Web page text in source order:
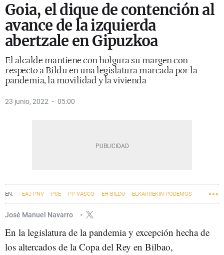
Goia, el dique de contención al
avance de la izquierda
abertzale en Gipuzkoa
El alcalde mantiene con holgura su margen con
respecto a Bildu en una legislatura marcada por la
pandemia, la movilidad y la vivienda
23 junio, 2022 05:00
EAJ-PNV PSE PP VASCO EH BILDU ELKARREKIN PODEMOS
AYUNTAMIENTO DE SAN SEBASTIÁN
José Manuel Navarro
En la legislatura de la pandemia y excepción hecha de
los altercados de la Copa del Rey en Bilbao,